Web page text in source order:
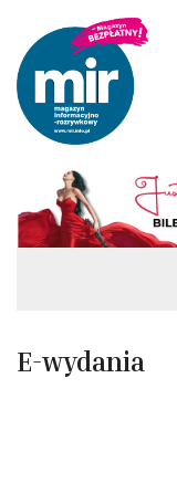
E-wydania